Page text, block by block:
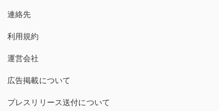
連絡先
利用規約
運営会社
広告掲載について
プレスリリース送付について